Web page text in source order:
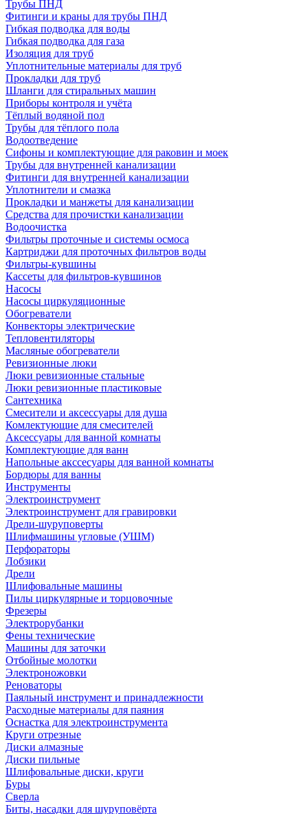
Трубы ПНД
Фитинги и краны для трубы ПНД
Гибкая подводка для воды
Гибкая подводка для газа
Изоляция для труб
Уплотнительные материалы для труб
Прокладки для труб
Шланги для стиральных машин
Приборы контроля и учёта
Тёплый водяной пол
Трубы для тёплого пола
Водоотведение
Сифоны и комплектующие для раковин и моек
Трубы для внутренней канализации
Фитинги для внутренней канализации
Уплотнители и смазка
Прокладки и манжеты для канализации
Средства для прочистки канализации
Водоочистка
Фильтры проточные и системы осмоса
Картриджи для проточных фильтров воды
Фильтры-кувшины
Кассеты для фильтров-кувшинов
Насосы
Насосы циркуляционные
Обогреватели
Конвекторы электрические
Тепловентиляторы
Масляные обогреватели
Ревизионные люки
Люки ревизионные стальные
Люки ревизионные пластиковые
Сантехника
Смесители и аксессуары для душа
Комлектующие для смесителей
Аксессуары для ванной комнаты
Комплектующие для ванн
Напольные акссесуары для ванной комнаты
Бордюры для ванны
Инструменты
Электроинструмент
Электроинструмент для гравировки
Дрели-шуруповерты
Шлифмашины угловые (УШМ)
Перфораторы
Лобзики
Дрели
Шлифовальные машины
Пилы циркулярные и торцовочные
Фрезеры
Электрорубанки
Фены технические
Машины для заточки
Отбойные молотки
Электроножовки
Реноваторы
Паяльный инструмент и принадлежности
Расходные материалы для паяния
Оснастка для электроинструмента
Круги отрезные
Диски алмазные
Диски пильные
Шлифовальные диски, круги
Буры
Сверла
Биты, насадки для шуруповёрта